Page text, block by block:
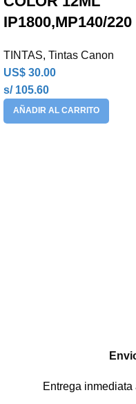
IP1800,MP140/220
TINTAS, Tintas Canon
US$ 30.00
s/ 105.60
AÑADIR AL CARRITO
Entrega